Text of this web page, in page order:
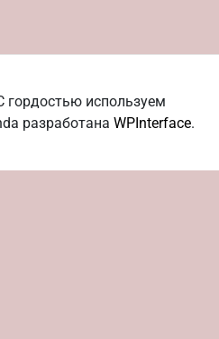
используем
разработана WPInterface.